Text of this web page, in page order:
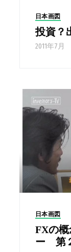
日本画図
投資？
2011年7月
日本画図
FXの
ー 第